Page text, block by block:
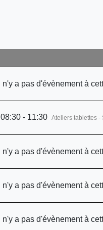
Il n'y a pas d'évènement à
08:30 - 11:30 Ateliers tablettes -
Il n'y a pas d'évènement à
Il n'y a pas d'évènement à
Il n'y a pas d'évènement à